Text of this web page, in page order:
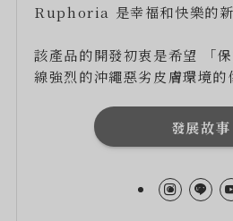
Ruphoria 是幸福和快樂的新
該產品的開發初衷是希望 「
線強烈的沖繩惡劣皮膚環境的
發展故事